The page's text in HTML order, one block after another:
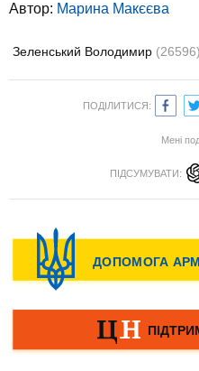
Автор: Марина Макєєва
Зеленський Володимир (26596)
ПОДІЛИТИСЯ:
Мені
ПІДСУМУВАТИ: